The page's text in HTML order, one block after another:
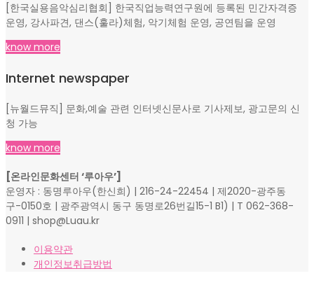
[한국실용음악심리협회] 한국직업능력연구원에 등록된 민간자격증
운영, 강사파견, 댄스(훌라)체험, 악기체험 운영, 공연팀을 운영
know more
Internet newspaper
[뉴월드뮤직] 문화,예술 관련 인터넷신문사로 기사제보, 광고문의 신
청 가능
know more
[온라인문화센터 ‘루아우’]
운영자 : 동명루아우(한신희) | 216-24-22454 | 제2020-광주동
구-0150호 | 광주광역시 동구 동명로26번길15-1 B1) | T 062-368-
0911 | shop@Luau.kr
이용약관
개인정보취급방법